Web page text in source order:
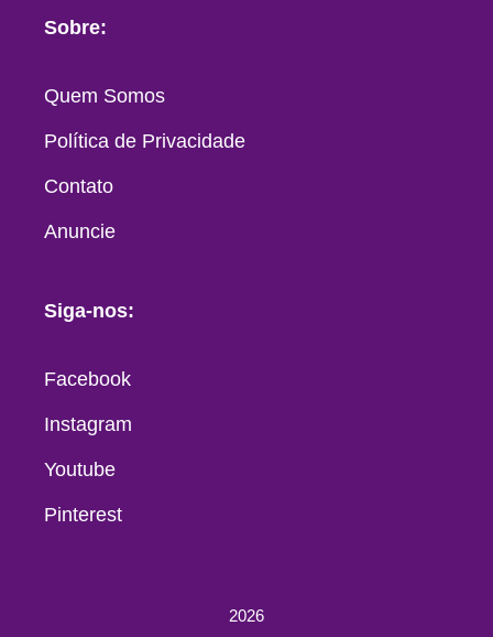
Sobre:
Quem Somos
Política de Privacidade
Contato
Anuncie
Siga-nos:
Facebook
Instagram
Youtube
Pinterest
2026